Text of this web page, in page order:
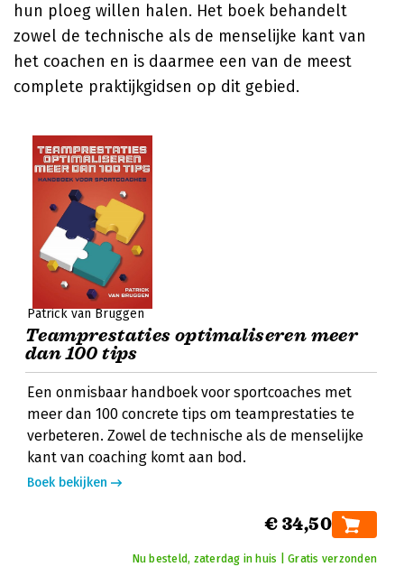
hun ploeg willen halen. Het boek behandelt
zowel de technische als de menselijke kant van
het coachen en is daarmee een van de meest
complete praktijkgidsen op dit gebied.
Patrick van Bruggen
Teamprestaties optimaliseren meer
dan 100 tips
Een onmisbaar handboek voor sportcoaches met
meer dan 100 concrete tips om teamprestaties te
verbeteren. Zowel de technische als de menselijke
kant van coaching komt aan bod.
Boek bekijken
€ 34,50
Nu besteld, zaterdag in huis | Gratis verzonden